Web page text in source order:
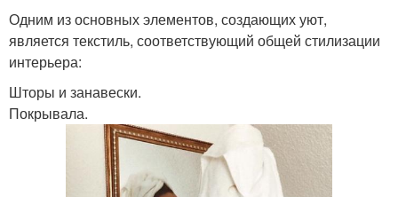
Одним из основных элементов, создающих уют,
является текстиль, соответствующий общей стилизации
интерьера:
Шторы и занавески.
Покрывала.